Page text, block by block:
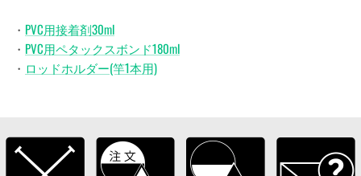
・ PVC用接着剤30ml
・ PVC用ペタックスボンド180ml
・ ロッドホルダー(竿1本用)